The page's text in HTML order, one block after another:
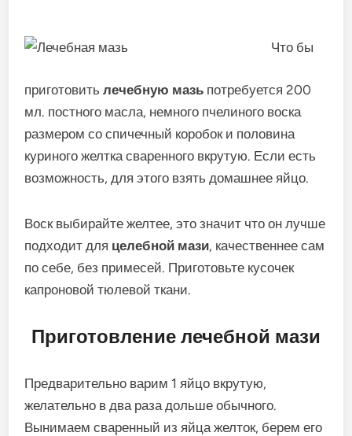
Что бы
приготовитьлечебную мазь потребуется 200
мл. постного масла, немного пчелиного воска
размером со спичечный коробок и половина
куриного желтка сваренного вкрутую. Если есть
возможность, для этого взять домашнее яйцо.
Воск выбирайте желтее, это значит что он лучше
подходит для целебной мази, качественнее сам
по себе, без примесей. Приготовьте кусочек
капроновой тюлевой ткани.
Приготовление лечебной мази
Предварительно варим 1 яйцо вкрутую,
желательно в два раза дольше обычного.
Вынимаем сваренный из яйца желток, берем его